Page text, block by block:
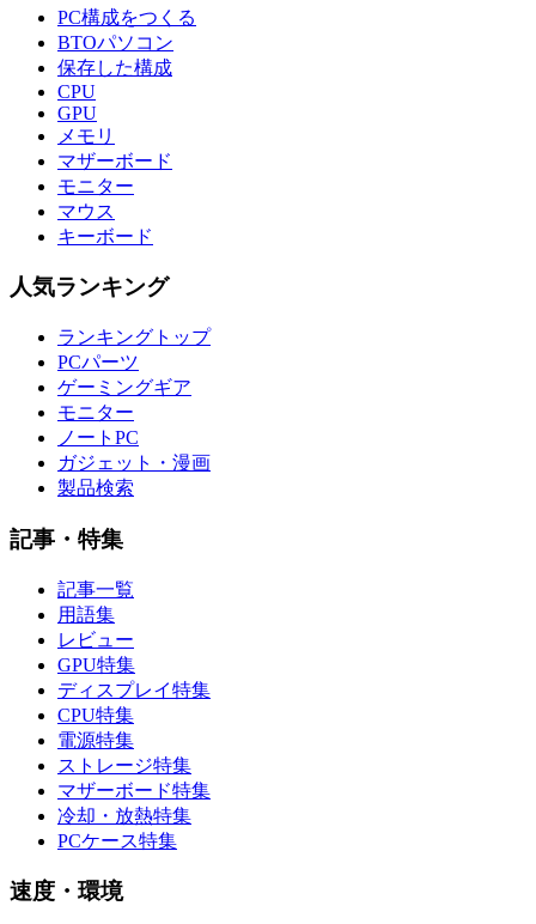
PC構成をつくる
BTOパソコン
保存した構成
CPU
GPU
メモリ
マザーボード
モニター
マウス
キーボード
人気ランキング
ランキングトップ
PCパーツ
ゲーミングギア
モニター
ノートPC
ガジェット・漫画
製品検索
記事・特集
記事一覧
用語集
レビュー
GPU特集
ディスプレイ特集
CPU特集
電源特集
ストレージ特集
マザーボード特集
冷却・放熱特集
PCケース特集
速度・環境